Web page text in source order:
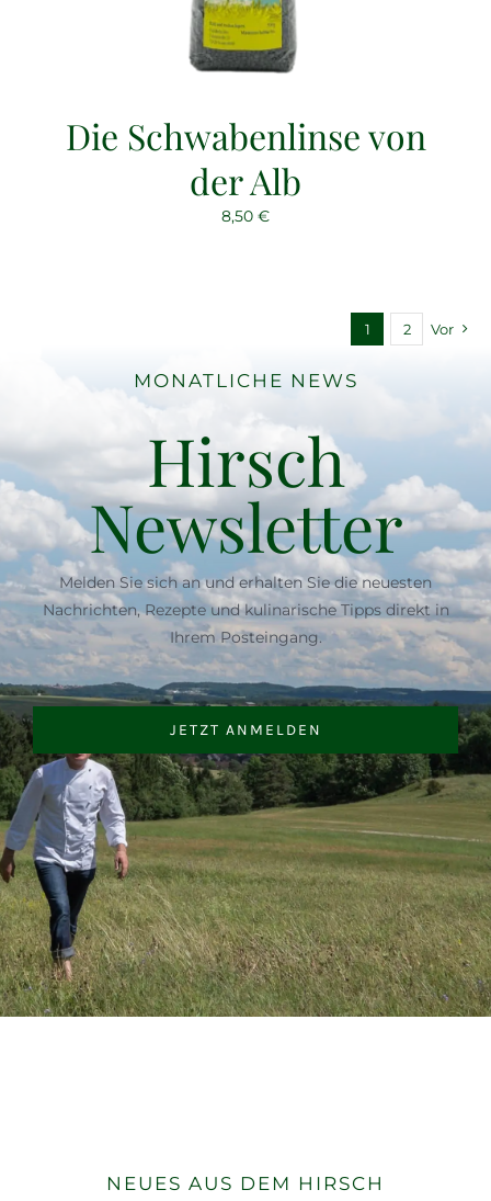
Die Schwabenlinse von
der Alb
8,50 €
1 2 Vor
MONATLICHE NEWS
Hirsch
Newsletter
Melden Sie sich an und erhalten Sie die neuesten
Nachrichten, Rezepte und kulinarische Tipps direkt in
Ihrem Posteingang.
JETZT ANMELDEN
NEUES AUS DEM HIRSCH